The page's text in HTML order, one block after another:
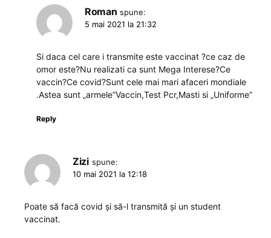
Roman spune:
5 mai 2021 la 21:32
Si daca cel care i transmite este vaccinat ?ce caz de
omor este?Nu realizati ca sunt Mega Interese?Ce
vaccin?Ce covid?Sunt cele mai mari afaceri mondiale
.Astea sunt „armele”Vaccin,Test Pcr,Masti si „Uniforme”
Reply
Zizi spune:
10 mai 2021 la 12:18
Poate să facă covid și să-l transmită și un student
vaccinat.